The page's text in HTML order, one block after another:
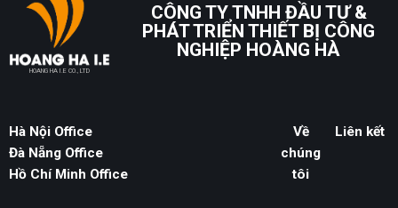
HOANG HA I.E CO., LTD
CÔNG TY TNHH ĐẦU TƯ &
PHÁT TRIỂN THIẾT BỊ CÔNG
NGHIỆP HOÀNG HÀ
Hà Nội Office
Đà Nẵng Office
Hồ Chí Minh Office
Về
chúng
tôi
Liên kết